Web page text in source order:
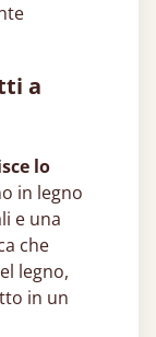
a
lo
in legno
e una
che
legno,
in un